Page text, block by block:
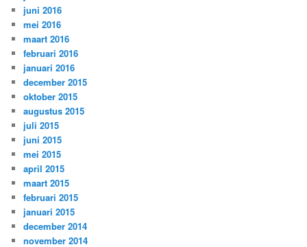
juni 2016
mei 2016
maart 2016
februari 2016
januari 2016
december 2015
oktober 2015
augustus 2015
juli 2015
juni 2015
mei 2015
april 2015
maart 2015
februari 2015
januari 2015
december 2014
november 2014